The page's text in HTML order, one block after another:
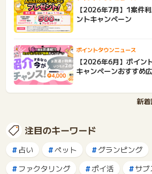
【2026年7月】1案件
ントキャンペーン
ポイントタウンニュース
【2026年6月】ポイン
キャンペーンおすすめ
新
注目のキーワード
占い ペット
グランピング
ファクタリング
ポイ活
サブ